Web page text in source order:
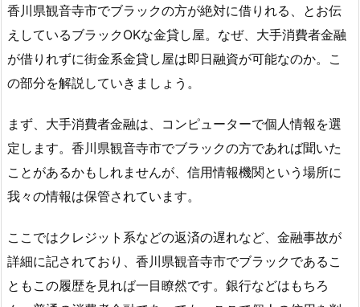
香川県観音寺市でブラックの方が絶対に借りれる、とお伝
えしているブラックOKな金貸し屋。なぜ、大手消費者金融
が借りれずに街金系金貸し屋は即日融資が可能なのか。こ
の部分を解説していきましょう。
まず、大手消費者金融は、コンピューターで個人情報を選
定します。香川県観音寺市でブラックの方であれば聞いた
ことがあるかもしれませんが、信用情報機関という場所に
我々の情報は保管されています。
ここではクレジット系などの返済の遅れなど、金融事故が
詳細に記されており、香川県観音寺市でブラックであるこ
ともこの履歴を見れば一目瞭然です。銀行などはもちろ